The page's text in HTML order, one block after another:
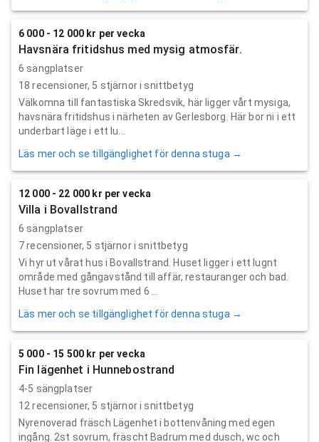
6 000 - 12 000 kr per vecka
Havsnära fritidshus med mysig atmosfär.
6 sängplatser
18 recensioner, 5 stjärnor i snittbetyg
Välkomna till fantastiska Skredsvik, här ligger vårt mysiga,
havsnära fritidshus i närheten av Gerlesborg. Här bor ni i ett
underbart läge i ett lu...
Läs mer och se tillgänglighet för denna stuga →
12 000 - 22 000 kr per vecka
Villa i Bovallstrand
6 sängplatser
7recensioner, 5 stjärnor i snittbetyg
Vi hyr ut vårat hus i Bovallstrand. Huset ligger i ett lugnt
område med gångavstånd till affär, restauranger och bad.
Huset har tre sovrum med 6 ...
Läs mer och se tillgänglighet för denna stuga →
5 000 - 15 500 kr per vecka
Fin lägenhet i Hunnebostrand
4-5 sängplatser
12 recensioner, 5 stjärnor i snittbetyg
Nyrenoverad fräsch Lägenhet i bottenvåning med egen
ingång. 2st sovrum, fräscht Badrum med dusch, wc och